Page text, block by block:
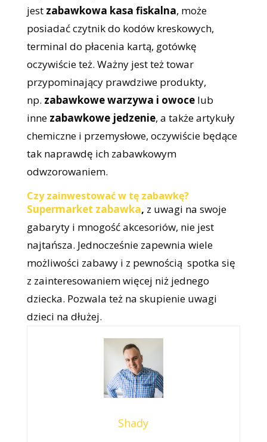
jest zabawkowa kasa fiskalna, może
posiadać czytnik do kodów kreskowych,
terminal do płacenia kartą, gotówkę
oczywiście też. Ważny jest też towar
przypominający prawdziwe produkty,
np. zabawkowe warzywa i owocelub
inne zabawkowe jedzenie, a także artykuły
chemiczne i przemysłowe, oczywiście będące
tak naprawdę ich zabawkowym
odwzorowaniem.
Czy zainwestować w tę zabawkę?
Supermarket zabawka, z uwagi na swoje
gabaryty i mnogość akcesoriów, nie jest
najtańsza. Jednocześnie zapewnia wiele
możliwości zabawy i z pewnością spotka się
z zainteresowaniem więcej niż jednego
dziecka. Pozwala też na skupienie uwagi
dzieci na dłużej.
Shady